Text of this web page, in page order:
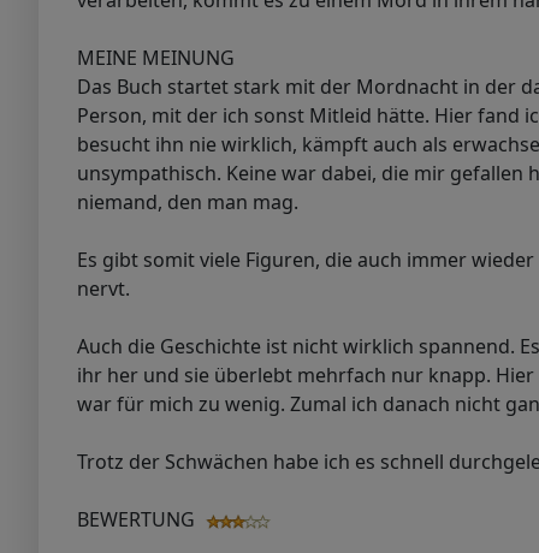
MEINE MEINUNG
Das Buch startet stark mit der Mordnacht in der
Person, mit der ich sonst Mitleid hätte. Hier fand
besucht ihn nie wirklich, kämpft auch als
unsympathisch. Keine war dabei, die mir gefallen
niemand, den man mag.
Es gibt somit viele Figuren, die auch immer
nervt.
Auch die Geschichte ist nicht wirklich spannend.
ihr her und sie überlebt mehrfach nur knapp.
war für mich zu wenig. Zumal ich danach nicht
Trotz der Schwächen habe ich es schnell
BEWERTUNG